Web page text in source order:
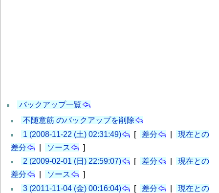
バックアップ一覧
不随意筋 のバックアップを削除
1 (2008-11-22 (土) 02:31:49)
[ 差分
現在との
差分
ソース
]
2 (2009-02-01 (日) 22:59:07)
[ 差分
現在との
差分
ソース
]
3 (2011-11-04 (金) 00:16:04)
[ 差分
現在との